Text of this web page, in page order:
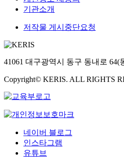
기관소개
저작물 게시중단요청
41061 대구광역시 동구 동내로 64(
Copyright© KERIS. ALL RIGHTS
네이버 블로그
인스타그램
유튜브